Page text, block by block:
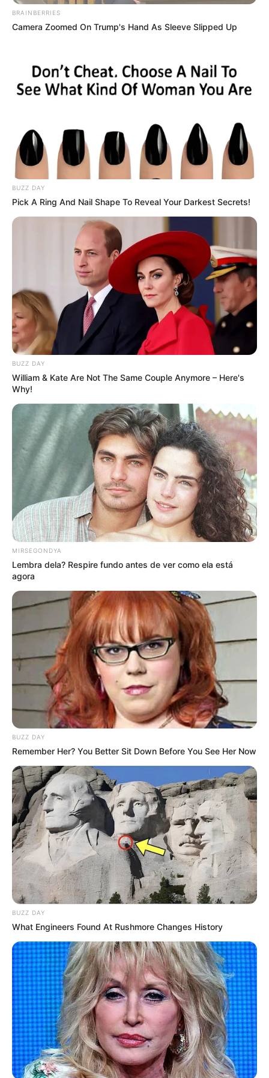
SHARE THIS Share it Tweet
Share it Pin it
BRAINBERRIES
Camera Zoomed On Trump's Hand As Sleeve Slipped Up
BUZZ DAY
Pick A Ring And Nail Shape To Reveal Your Darkest Secrets!
BUZZ DAY
William & Kate Are Not The Same Couple Anymore – Here's
Why!
MIRSEGONDYA
Lembra dela? Respire fundo antes de ver como ela está
agora
BUZZ DAY
Remember Her? You Better Sit Down Before You See Her Now
BUZZ DAY
What Engineers Found At Rushmore Changes History